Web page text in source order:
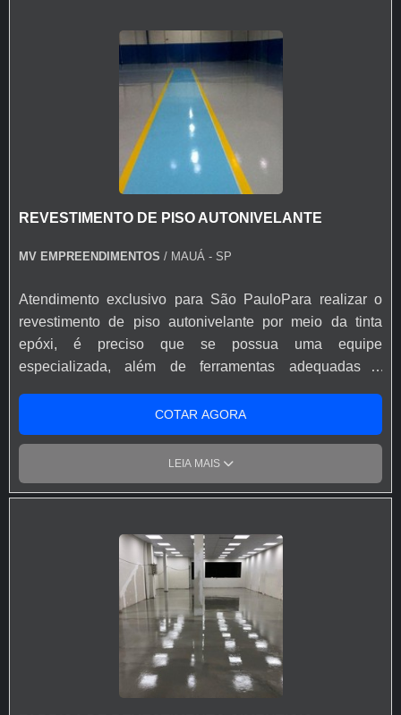
piso.Informações adicionaisA MV Empreendimentos
conta com uma equipe altamente capacitada e treinada,
garantindo um atendimento diferenciado e eficiente aos
seus clientes. O diferencial da organização é o destaque
pelo alto padrão de qualidade de seus produtos, assim
também como na garantia de fabricação e assistência
técnica de instalação e aplicação dos
revestimentos.Peça já uma cotação e conheça esse e
outros serviços da MV Empreendimentos!
REVESTIMENTO DE PISO AUTONIVELANTE
MV EMPREENDIMENTOS / MAUÁ - SP
Atendimento exclusivo para São PauloPara realizar o
revestimento de piso autonivelante por meio da tinta
epóxi, é preciso que se possua uma equipe
especializada, além de ferramentas adequadas e
deve se especializar no serviço solicitado.Benefícios do
revestimentoO revestimento de piso autonivelante com
tinta epóxi possibilita um piso com alta resistência
química, abrasiva e mecânica. Esse tipo de
procedimento pode trazer inúmeras vantagens, como:
flexão, impacto e abrasão); Resistência a choques
térmicos; Liberação do trânsito feita em até 12 horas;
Secagem rápida.Solicite um orçamento e saiba mais
sobre a MV Empreendimentos.
COTAR AGORA
LEIA MAIS